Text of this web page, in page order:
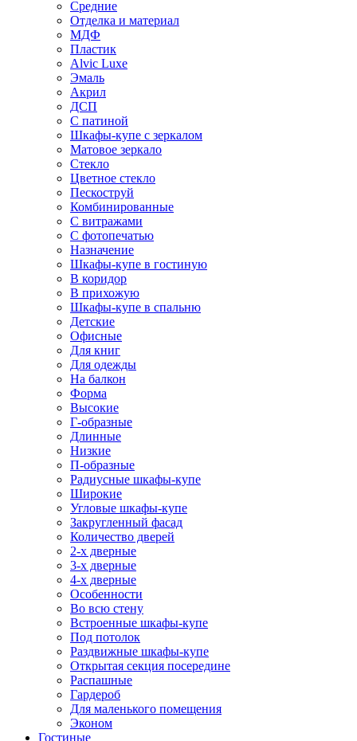
Средние
Отделка и материал
МДФ
Пластик
Alvic Luxe
Эмаль
Акрил
ДСП
С патиной
Шкафы-купе с зеркалом
Матовое зеркало
Стекло
Цветное стекло
Пескоструй
Комбинированные
С витражами
С фотопечатью
Назначение
Шкафы-купе в гостиную
В коридор
В прихожую
Шкафы-купе в спальню
Детские
Офисные
Для книг
Для одежды
На балкон
Форма
Высокие
Г-образные
Длинные
Низкие
П-образные
Радиусные шкафы-купе
Широкие
Угловые шкафы-купе
Закругленный фасад
Количество дверей
2-х дверные
3-х дверные
4-х дверные
Особенности
Во всю стену
Встроенные шкафы-купе
Под потолок
Раздвижные шкафы-купе
Открытая секция посередине
Распашные
Гардероб
Для маленького помещения
Эконом
Гостиные